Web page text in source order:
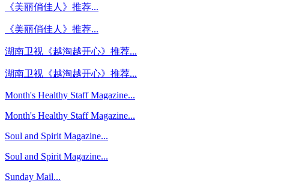
《美丽俏佳人》推荐...
《美丽俏佳人》推荐...
湖南卫视《越淘越开心》推荐...
湖南卫视《越淘越开心》推荐...
Month's Healthy Staff Magazine...
Month's Healthy Staff Magazine...
Soul and Spirit Magazine...
Soul and Spirit Magazine...
Sunday Mail...